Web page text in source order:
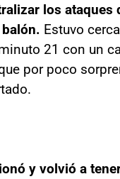
los ataques
Estuvo
21 con un
por poco
y volvió a